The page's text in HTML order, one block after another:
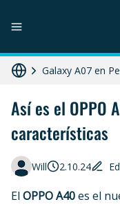
Así es el OPPO
características
Will 2.10.24
El OPPO A40es el